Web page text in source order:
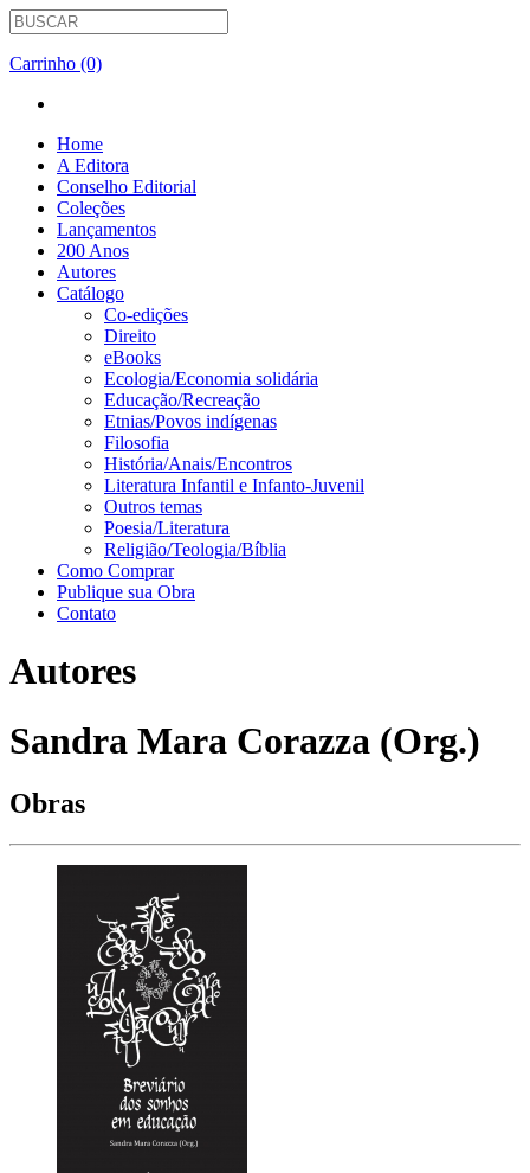
Carrinho (0)
Home
A Editora
Conselho Editorial
Coleções
Lançamentos
200 Anos
Autores
Catálogo
Co-edições
Direito
eBooks
Ecologia/Economia solidária
Educação/Recreação
Etnias/Povos indígenas
Filosofia
História/Anais/Encontros
Literatura Infantil e Infanto-Juvenil
Outros temas
Poesia/Literatura
Religião/Teologia/Bíblia
Como Comprar
Publique sua Obra
Contato
Autores
Sandra Mara Corazza (Org.)
Obras